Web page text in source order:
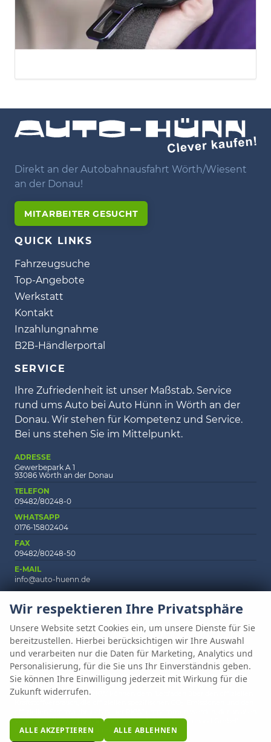
Direkt an der Autobahnausfahrt Wörth/Wiesent
an der Donau!
MITARBEITER GESUCHT
QUICK LINKS
Fahrzeugsuche
Top-Angebote
Werkstatt
Kontakt
Inzahlungnahme
B2B-Händlerportal
SERVICE
Ihre Zufriedenheit ist unser Maßstab. Service
rund ums Auto bei Auto Hünn in Wörth an der
Donau. Wir stehen für Kompetenz und Service.
Bei uns stehen Sie im Mittelpunkt.
ADRESSE
Gewerbepark A 1
93086 Wörth an der Donau
TELEFON
09482/80248-0
WHATSAPP
0176-15802404
FAX
09482/80248-50
E-MAIL
info@auto-huenn.de
Anmelden Fragen & Antworten Impressum
AGB
Datenschutz
Cookie-Einstellungen
Weitere Informationen zum offiziellen Kraftstoffverbrauch und zu den
offiziellen spezifischen CO -Emissionen und gegebenenfalls zum
Stromverbrauch neuer PKW können dem 'Leitfaden über den offiziellen
Verkaufsstellen und bei der 'Deutschen Automobil Treuhand GmbH'
unentgeltlich erhältlich ist unter www.dat.de.
Wir respektieren Ihre Privatsphäre
Unsere Website setzt Cookies ein, um unsere Dienste für Sie
bereitzustellen. Hierbei berücksichtigen wir Ihre Auswahl
und verarbeiten nur die Daten für Marketing, Analytics und
Personalisierung, für die Sie uns Ihr Einverständnis geben.
Sie können Ihre Einwilligung jederzeit mit Wirkung für die
Zukunft widerrufen.
ALLE AKZEPTIEREN ALLE ABLEHNEN